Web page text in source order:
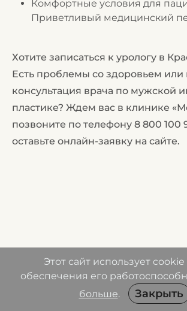
Комфортные условия для
Приветливый медицинский
Хотите записаться к урологу в
Есть проблемы со здоровьем или
консультация врача по мужской
пластике? Ждем вас в клинике
позвоните по телефону 8 800 100
оставьте онлайн-заявку на сайте.
Этот сайт использует
обеспечения его
больше. Закрыть